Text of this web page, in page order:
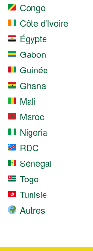
Congo
Côte d'Ivoire
Égypte
Gabon
Guinée
Ghana
Mali
Maroc
Nigeria
RDC
Sénégal
Togo
Tunisie
Autres